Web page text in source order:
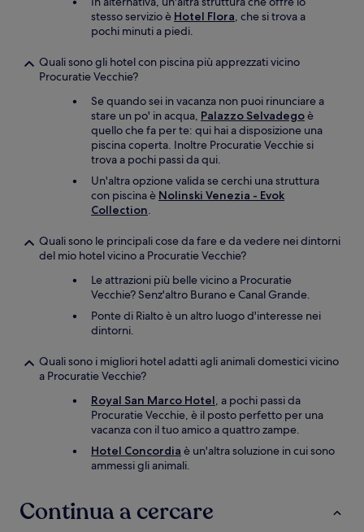
stesso servizio è Hotel Flora, che si trova a
pochi minuti a piedi.
Quali sono gli hotel con piscina più apprezzati vicino
Procuratie Vecchie?
Se quando sei in vacanza non puoi rinunciare a
stare un po' in acqua, Palazzo Selvadegoè
quello che fa per te: qui hai a disposizione una
piscina coperta. Inoltre Procuratie Vecchie si
trova a pochi passi da qui.
Un'altra opzione valida se cerchi una struttura
con piscina è Nolinski Venezia - Evok
Collection.
Quali sono le principali cose da fare e da vedere nei dintorni
del mio hotel vicino a Procuratie Vecchie?
Le attrazioni più belle vicino a Procuratie
Vecchie? Senz'altro Burano e Canal Grande.
Ponte di Rialto è un altro luogo d'interesse nei
dintorni.
Quali sono i migliori hotel adatti agli animali domestici vicino
a Procuratie Vecchie?
Royal San Marco Hotel, a pochi passi da
Procuratie Vecchie, è il posto perfetto per una
vacanza con il tuo amico a quattro zampe.
Hotel Concordia è un'altra soluzione in cui sono
ammessi gli animali.
Continua a cercare